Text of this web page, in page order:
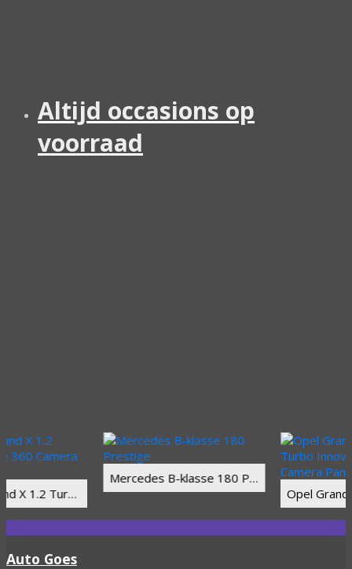
Altijd occasions op
voorraad
Opel Grandland X 1.2 Turbo Ultimate 360 Camera Xenon
Mercedes B-klasse 180 Prestige
Auto Goes